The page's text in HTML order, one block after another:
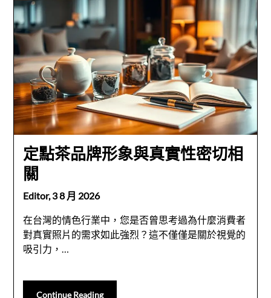
定點茶品牌形象與真實性密切相
關
Editor,3 8 月 2026
在台灣的情色行業中，您是否曾思考過為什麼消費者
對真實照片的需求如此強烈？這不僅僅是關於視覺的
吸引力，…
Continue Reading